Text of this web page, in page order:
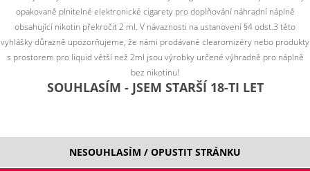
opakovaně plnitelné elektronické cigarety pro doplňování náhradní náplně
obsahující nikotin překročit 2 ml. V návaznosti na ustanovení §4 odst.3 této
vyhlášky důrazně upozorňujeme, že námi prodávané clearomizéry nebo produkty
s prostorem pro liquid větší než 2ml jsou výrobky určené výhradně pro náplně
bez nikotinu!
SOUHLASÍM - JSEM STARŠÍ 18-TI LET
NESOUHLASÍM / OPUSTIT STRÁNKU